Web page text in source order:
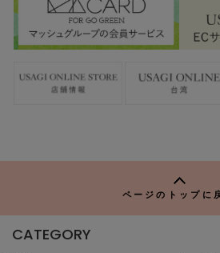
ページのトップに
CATEGORY